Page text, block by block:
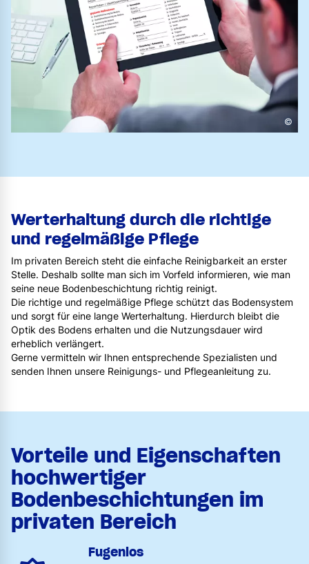
©
Werterhaltung durch die richtige
und regelmäßige Pflege
Im privaten Bereich steht die einfache Reinigbarkeit an erster
Stelle. Deshalb sollte man sich im Vorfeld informieren, wie man
seine neue Bodenbeschichtung richtig reinigt.
Die richtige und regelmäßige Pflege schützt das Bodensystem
und sorgt für eine lange Werterhaltung. Hierdurch bleibt die
Optik des Bodens erhalten und die Nutzungsdauer wird
erheblich verlängert.
Gerne vermitteln wir Ihnen entsprechende Spezialisten und
senden Ihnen unsere Reinigungs- und Pflegeanleitung zu.
Vorteile und Eigenschaften
hochwertiger
Bodenbeschichtungen im
privaten Bereich
Fugenlos